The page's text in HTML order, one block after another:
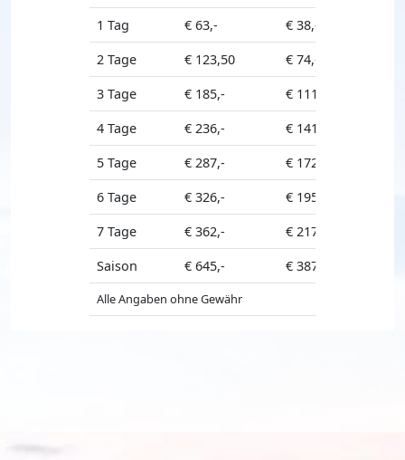
1 Tag
€ 63,- € 38,-
2 Tage
€ 123,50 € 74,-
3 Tage
€ 185,- € 111,-
4 Tage
€ 236,- € 141,50
5 Tage
€ 287,- € 172,-
6 Tage
€ 326,- € 195,50
7 Tage
€ 362,- € 217,-
Saison
€ 645,- € 387,-
Alle Angaben ohne Gewähr